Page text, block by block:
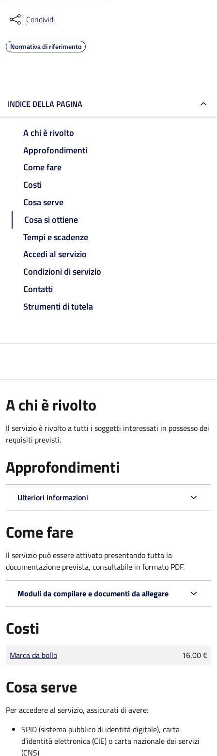
Condividi
Normativa di riferimento
INDICE DELLA PAGINA
A chi è rivolto
Approfondimenti
Come fare
Costi
Cosa serve
Cosa si ottiene
Tempi e scadenze
Accedi al servizio
Condizioni di servizio
Contatti
Strumenti di tutela
A chi è rivolto
Il servizio è rivolto a tutti i soggetti interessati in possesso dei
requisiti previsti.
Approfondimenti
Ulteriori informazioni
Come fare
Il servizio può essere attivato presentando tutta la
documentazione prevista, consultabile in formato PDF.
Moduli da compilare e documenti da allegare
Costi
Tipo di pagamento
Importo
Marca da bollo 16,00 €
Cosa serve
Per accedere al servizio, assicurati di avere:
SPID (sistema pubblico di identità digitale), carta
d’identità elettronica (CIE) o carta nazionale dei servizi
(CNS)